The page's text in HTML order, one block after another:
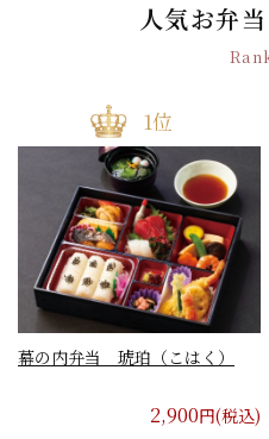
人気お弁
幕の内弁当 琥珀（こはく）
2,900円(税込)